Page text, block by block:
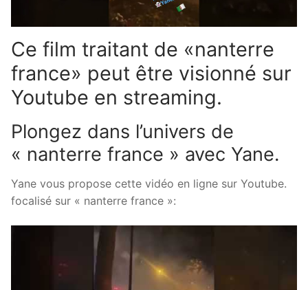
Ce film traitant de «nanterre
france» peut être visionné sur
Youtube en streaming.
Plongez dans l’univers de
« nanterre france » avec Yane.
Yane vous propose cette vidéo en ligne sur Youtube.
focalisé sur « nanterre france »: